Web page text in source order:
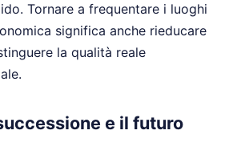
Tornare a frequentare i luoghi
significa anche rieducare
la qualità reale
e il futuro